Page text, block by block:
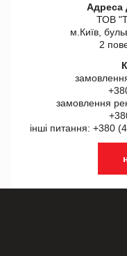
Адреса
ТОВ
м.Київ,
2
замовлення
інші питання: +380